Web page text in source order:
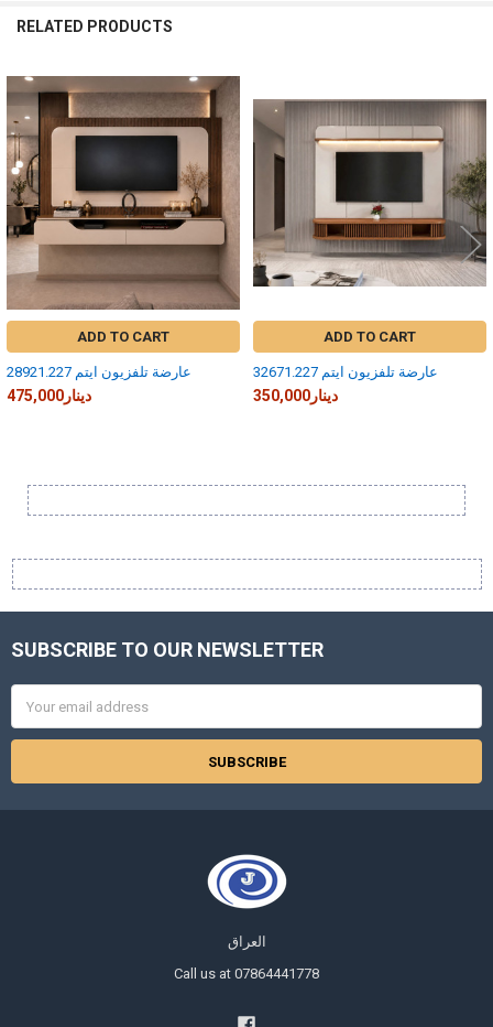
RELATED PRODUCTS
Related
Products
ADD TO CART
عارضة تلفزيون ايتم 28921.227
475,000دينار
ADD TO CART
عارضة تلفزيون ايتم 32671.227
350,000دينار
Footer
SUBSCRIBE TO OUR NEWSLETTER
Address
العراق
Call us at 07864441778